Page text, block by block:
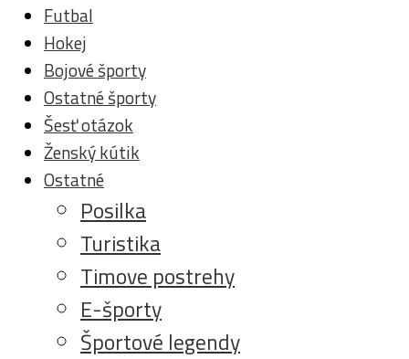
Futbal
Hokej
Bojové športy
Ostatné športy
Šesť otázok
Ženský kútik
Ostatné
Posilka
Turistika
Timove postrehy
E-športy
Športové legendy